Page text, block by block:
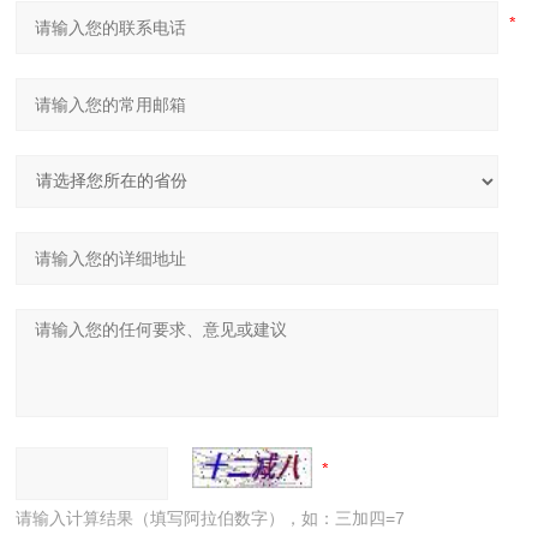
请输入计算结果（填写阿拉伯数字），如：三加四=7